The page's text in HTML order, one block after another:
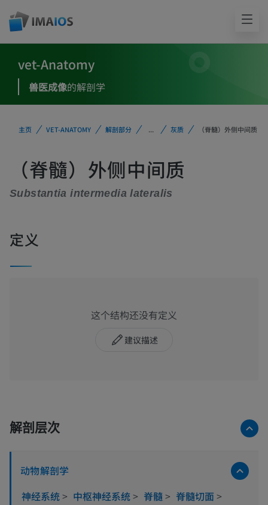
vet-Anatomy
兽医成像的解剖学
主页 VET-ANATOMY 解剖部分 ... 灰质 （脊髓）外侧中间质
（脊髓）外侧中间质
Substantia intermedia lateralis
定义
这个结构还没有定义
建议描述
解剖层次
动物解剖学
神经系统> 中枢神经系统> 脊髓> 脊髓切面 >